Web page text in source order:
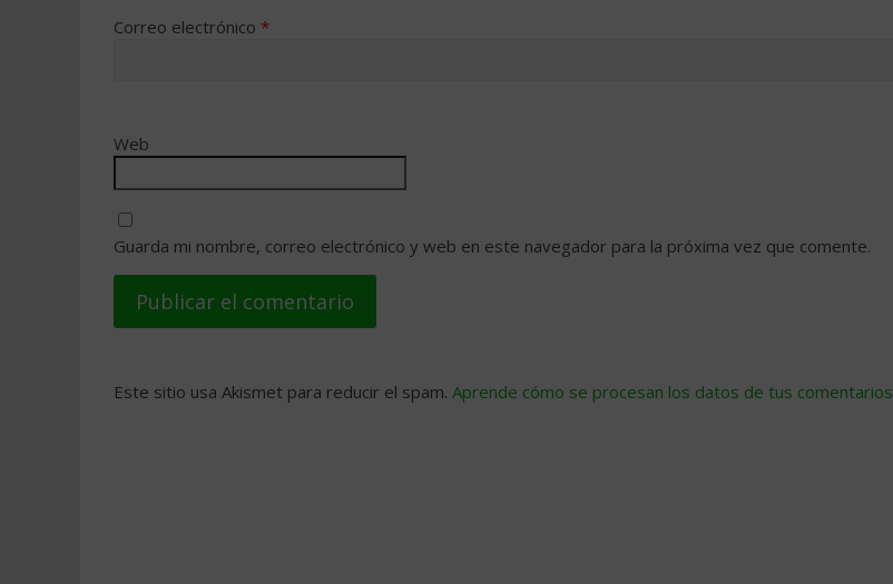
Correo electrónico *
Web
Guarda mi nombre, correo electrónico y web en este navegador para la próxima vez que comente.
Este sitio usa Akismet para reducir el spam. Aprende cómo se procesan los datos de tus comentarios